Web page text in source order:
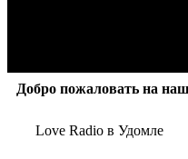
Добро пожаловать на
Love Radio в Удомле